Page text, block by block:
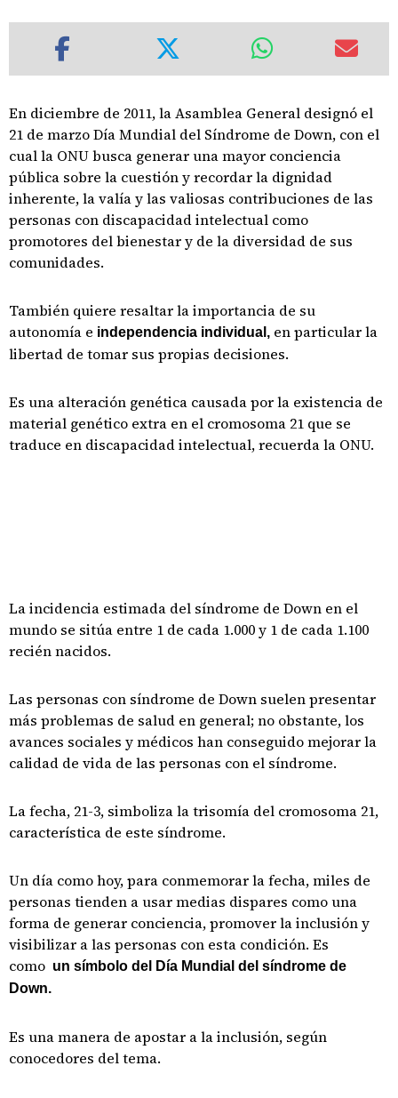
En diciembre de 2011, la Asamblea General designó el
21 de marzo Día Mundial del Síndrome de Down, con el
cual la ONU busca generar una mayor conciencia
pública sobre la cuestión y recordar la dignidad
inherente, la valía y las valiosas contribuciones de las
personas con discapacidad intelectual como
promotores del bienestar y de la diversidad de sus
comunidades.
También quiere resaltar la importancia de su
autonomía e independencia individual, en particular la
libertad de tomar sus propias decisiones.
Es una alteración genética causada por la existencia de
material genético extra en el cromosoma 21 que se
traduce en discapacidad intelectual, recuerda la ONU.
La incidencia estimada del síndrome de Down en el
mundo se sitúa entre 1 de cada 1.000 y 1 de cada 1.100
recién nacidos.
Las personas con síndrome de Down suelen presentar
más problemas de salud en general; no obstante, los
avances sociales y médicos han conseguido mejorar la
calidad de vida de las personas con el síndrome.
La fecha, 21-3, simboliza la trisomía del cromosoma 21,
característica de este síndrome.
Un día como hoy, para conmemorar la fecha, miles de
personas tienden a usar medias dispares como una
forma de generar conciencia, promover la inclusión y
visibilizar a las personas con esta condición. Es
como un símbolo del Día Mundial del síndrome de
Down.
Es una manera de apostar a la inclusión, según
conocedores del tema.